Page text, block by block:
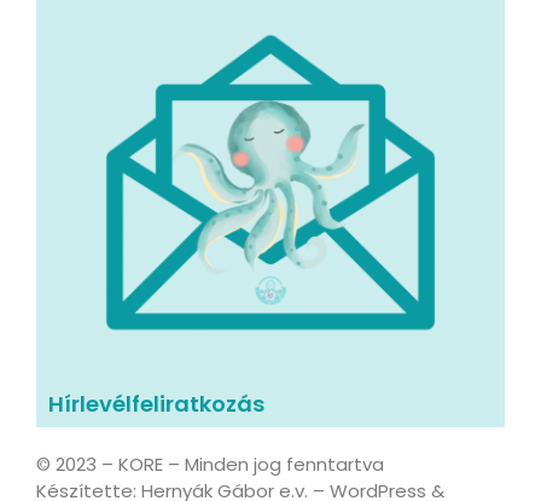
Hírlevélfeliratkozás
© 2023 – KORE – Minden jog fenntartva
Készítette: Hernyák Gábor e.v. – WordPress &